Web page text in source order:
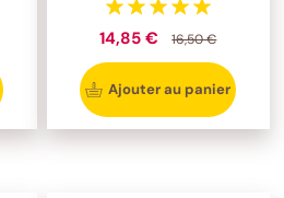
14,85 € 16,50 €
Ajouter au panier